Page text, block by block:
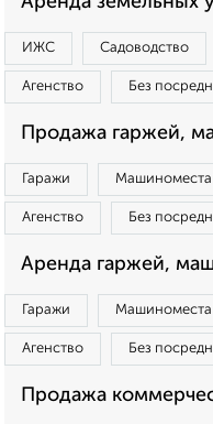
ИЖС Садоводство
Агенство Без
Продажа гаржей,
Гаражи Машиноместа
Агенство Без
Аренда гаржей,
Гаражи Машиноместа
Агенство Без
Продажа